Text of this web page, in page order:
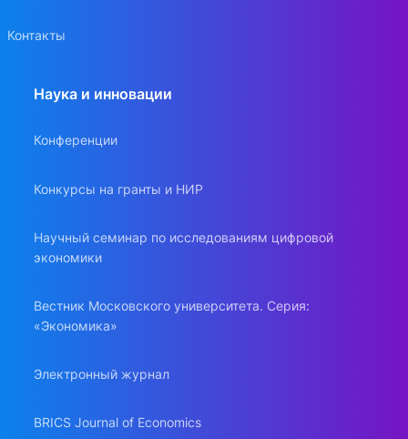
Контакты
Наука и инновации
Конференции
Конкурсы на гранты и НИР
Научный семинар по исследованиям цифровой
экономики
Вестник Московского университета. Серия:
«Экономика»
Электронный журнал
BRICS Journal of Economics